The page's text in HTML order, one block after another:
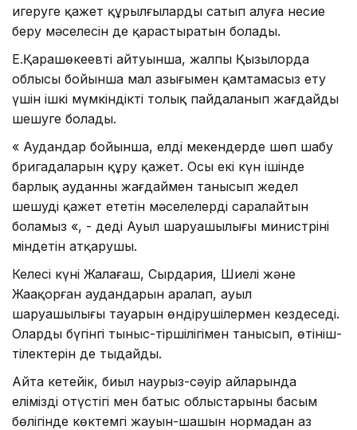
игеруге қажет құрылғыларды сатып алуға несие
беру мәселесін де қарастыратын болады.
Е.Қарашөкеевтің айтуынша, жалпы Қызылорда
облысы бойынша мал азығымен қамтамасыз ету
үшін ішкі мүмкіндікті толық пайдаланып жағдайды
шешуге болады.
« Аудандар бойынша, елді мекендерде шөп шабу
бригадаларын құру қажет. Осы екі күн ішінде
барлық ауданның жағдаймен танысып жедел
шешуді қажет ететін мәселелерді саралайтын
боламыз «, - деді Ауыл шаруашылығы министрінің
міндетін атқарушы.
Келесі күні Жалағаш, Сырдария, Шиелі және
Жаңақорған аудандарын аралап, ауыл
шаруашылығы тауарын өндірушілермен кездеседі.
Олардың бүгінгі тыныс-тіршілігімен танысып, өтініш-
тілектерін де тыңдайды.
Айта кетейік, биыл наурыз-сәуір айларында
еліміздің оңтүстігі мен батыс облыстарының басым
бөлігінде көктемгі жауын-шашын нормадан аз